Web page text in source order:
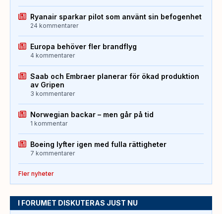
Ryanair sparkar pilot som använt sin befogenhet
24 kommentarer
Europa behöver fler brandflyg
4 kommentarer
Saab och Embraer planerar för ökad produktion
av Gripen
3 kommentarer
Norwegian backar – men går på tid
1 kommentar
Boeing lyfter igen med fulla rättigheter
7 kommentarer
Fler nyheter
I FORUMET DISKUTERAS JUST NU